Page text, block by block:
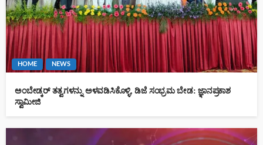
HOME NEWS
ಅಂಬೇಡ್ಕರ್ ತತ್ವಗಳನ್ನು ಅಳವಡಿಸಿಕೊಳ್ಳಿ, ಡಿಜೆ ಸಂಭ್ರಮ ಬೇಡ: ಜ್ಞಾನಪ್ರಕಾಶ
ಸ್ವಾಮೀಜಿ